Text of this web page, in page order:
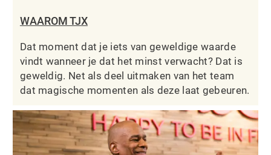
WAAROM TJX
Dat moment dat je iets van geweldige waarde
vindt wanneer je dat het minst verwacht? Dat is
geweldig. Net als deel uitmaken van het team
dat magische momenten als deze laat gebeuren.